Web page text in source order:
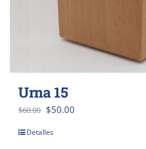
Urna 15
$60.00 $50.00
Detalles